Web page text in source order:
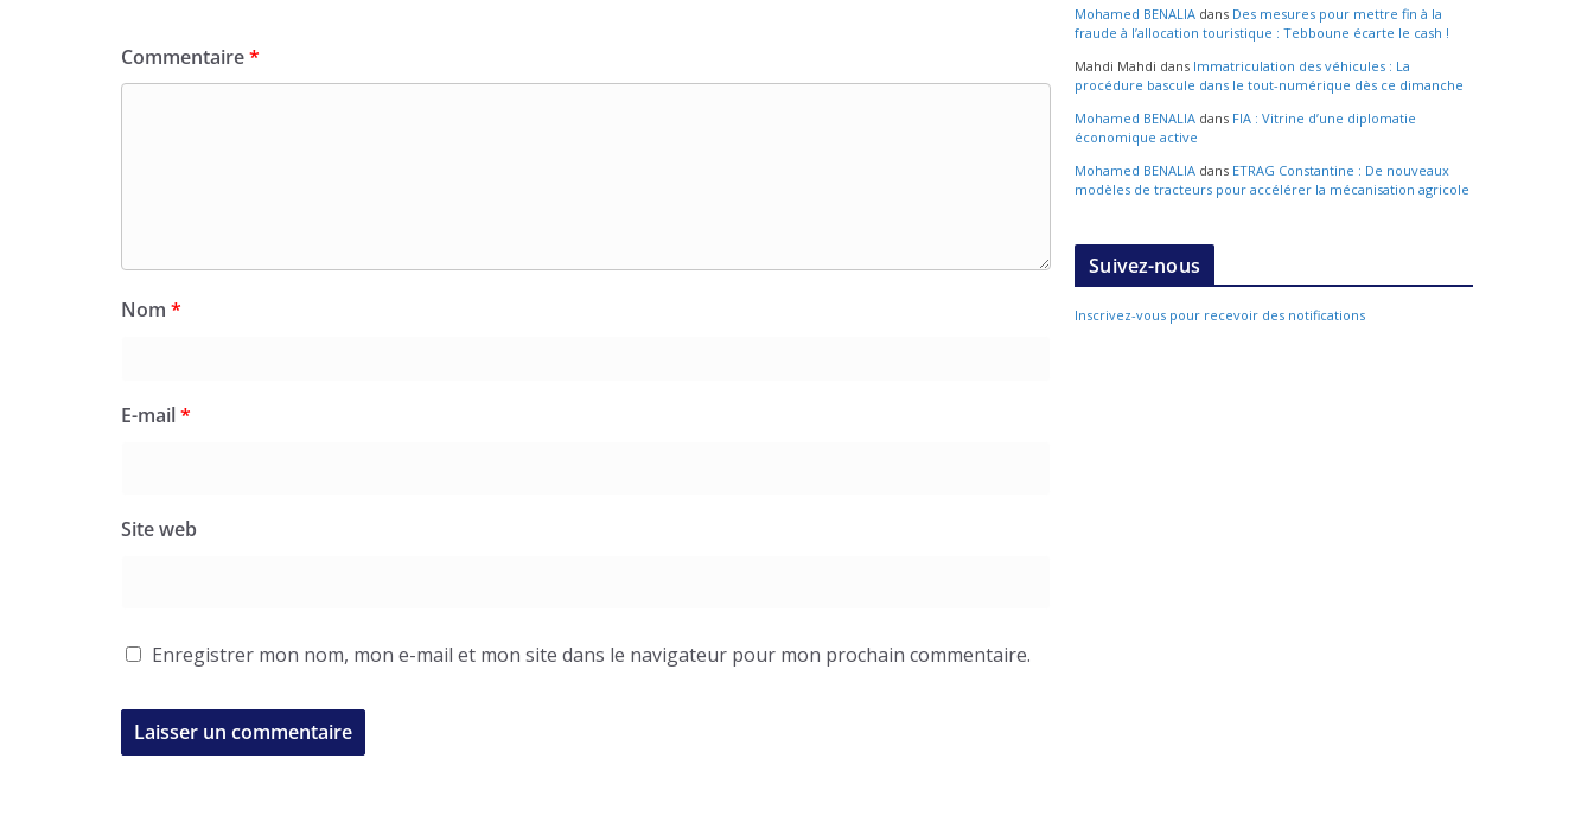
Commentaire*
Nom *
E-mail*
Site web
Enregistrer mon nom, mon e-mail et mon site dans le navigateur pour mon prochain commentaire.
Mohamed BENALIA dans Des mesures pour mettre fin à la
fraude à l’allocation touristique : Tebboune écarte le cash !
Mahdi Mahdi dans Immatriculation des véhicules : La
procédure bascule dans le tout-numérique dès ce dimanche
Mohamed BENALIA dans FIA : Vitrine d’une diplomatie
économique active
Mohamed BENALIA dans ETRAG Constantine : De nouveaux
modèles de tracteurs pour accélérer la mécanisation agricole
Suivez-nous
Inscrivez-vous pour recevoir des notifications